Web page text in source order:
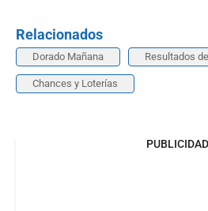
Relacionados
Dorado Mañana Resultados
Chances y Loterías
PUBLICIDAD